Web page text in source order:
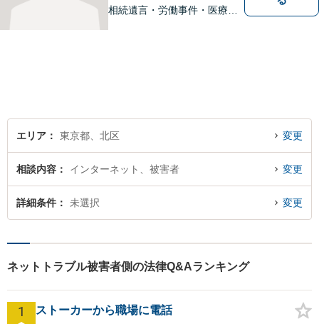
相続遺言・労働事件・医療問
エリア 東京都、北区 変更
相談内容 インターネット、被害者 変更
詳細条件 未選択 変更
ネットトラブル被害者側の法律Q&Aランキング
1 ストーカーから職場に電話